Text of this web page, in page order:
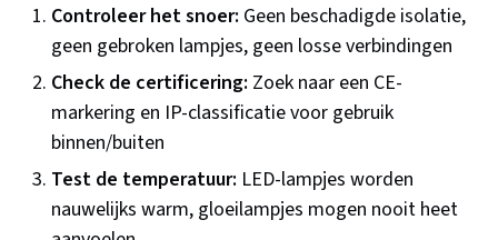
Controleer het snoer: Geen beschadigde isolatie,
geen gebroken lampjes, geen losse verbindingen
Check de certificering: Zoek naar een CE-
markering en IP-classificatie voor gebruik
binnen/buiten
Test de temperatuur: LED-lampjes worden
nauwelijks warm, gloeilampjes mogen nooit heet